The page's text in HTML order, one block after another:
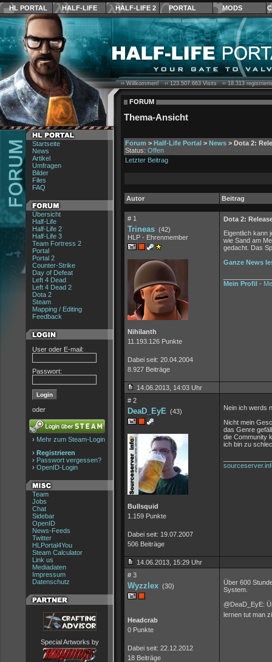
HL PORTAL HALF-LIFE HALF-LIFE 2 PORTAL MODS
Startseite
News
Artikel
Umfragen
Bilder
Files
FAQ
Übersicht
Half-Life
Half-Life 2
Half-Life 3
Team Fortress 2
Portal
Portal 2
Counter-Strike
Day of Defeat
Left 4 Dead
Left 4 Dead 2
Dota 2
Steam
Mapping / Editing
Feedback
User oder E-mail:
Passwort:
oder
› Mehr zum Steam-Login
› Registrieren
› Passwort vergessen?
› OpenID-Login
Team
Jobs
Chat
Sidebar
OpenID
News-Feeds
Twitter
HLPortal4You
Steam Calculator
Link us
Mediadaten
Impressum
Datenschutz
Special Artworks by
›› Willkommen! ››123.507.663Visits ››18.313
FORUM
Thema-Ansicht
Forum > Half-Life Portal > News > Dota 2:
Status: Offen
Letzter Beitrag
Autor Beitrag
# 1
Trineas (42)
HLP - Ehrenmember
Nihilanth
11.193.126 Punkte
Dabei seit: 20.04.2004
8.927 Beiträge
Dota 2:
Eigentlich kann
wie Sand am
gedacht. Das
Ganze News
Mein Profil -
14.06.2013, 14:03 Uhr
# 2
DeaD_EyE (43)
Bullsquid
1.159 Punkte
Dabei seit: 19.07.2007
506 Beiträge
Nein ich werds
Nicht mein
das Genre
die Community
ich bin zu
14.06.2013, 15:29 Uhr
# 3
Wyzzlex (30)
Headcrab
0 Punkte
Dabei seit: 22.12.2012
18 Beiträge
Über 600
System.
@DeaD_EyE:
lernen tut man